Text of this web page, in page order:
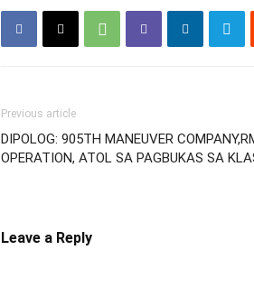
Previous article
DIPOLOG: 905TH MANEUVER
OPERATION, ATOL SA PAGBUKAS SA
Leave a Reply